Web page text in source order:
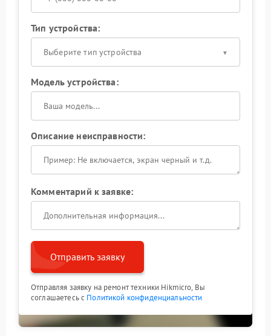
Тип устройства:
Выберите тип устройства
Модель устройства:
Описание неисправности:
Комментарий к заявке:
Отправить заявку
Отправляя заявку на ремонт техники Hikmicro, Вы
соглашаетесь с Политикой конфиденциальности